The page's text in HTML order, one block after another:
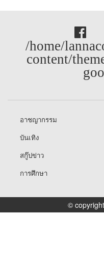
/home/
content/
อาชญากรรม
บันเทิง
สกู๊ปข่าว
การศึกษา
©